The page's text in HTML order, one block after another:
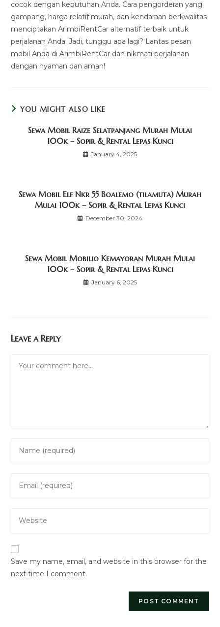
cocok dengan kebutuhan Anda. Cara pengorderan yang
gampang, harga relatif murah, dan kendaraan berkwalitas
menciptakan ArimbiRentCar alternatif terbaik untuk
perjalanan Anda. Jadi, tunggu apa lagi? Lantas pesan
mobil Anda di ArimbiRentCar dan nikmati perjalanan
dengan nyaman dan aman!
YOU MIGHT ALSO LIKE
Sewa Mobil Raize Selatpanjang Murah Mulai
100k – Sopir & Rental Lepas Kunci
January 4, 2025
Sewa Mobil Elf Nkr 55 Boalemo (tilamuta) Murah
Mulai 100k – Sopir & Rental Lepas Kunci
December 30, 2024
Sewa Mobil Mobilio Kemayoran Murah Mulai
100k – Sopir & Rental Lepas Kunci
January 6, 2025
Leave a Reply
your
comment
your
address
your
URL
(optional)
Save my name, email, and website in this browser for the
next time I comment.